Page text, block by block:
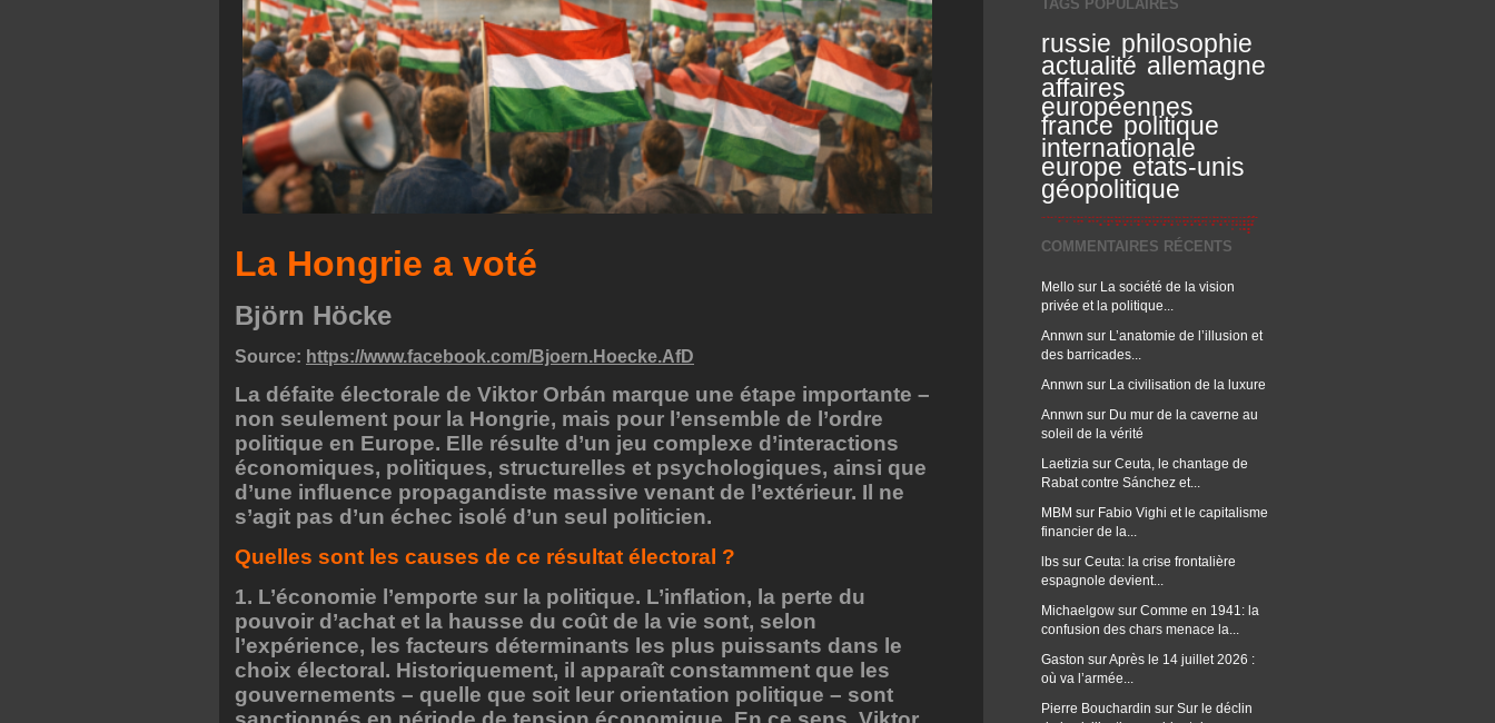
TAGS POPULAIRES
russie philosophie
actualité allemagne
affaires
européennes
france politique
internationale
europe etats-unis
géopolitique
COMMENTAIRES RÉCENTS
Mello sur La société de la vision
privée et la politique...
Annwn sur L’anatomie de l’illusion et
des barricades...
Annwn sur La civilisation de la luxure
Annwn sur Du mur de la caverne au
soleil de la vérité
Laetizia sur Ceuta, le chantage de
Rabat contre Sánchez et...
MBM sur Fabio Vighi et le capitalisme
financier de la...
lbs sur Ceuta: la crise frontalière
espagnole devient...
Michaelgow sur Comme en 1941: la
confusion des chars menace la...
Gaston surAprès le 14 juillet 2026 :
où va l’armée...
Pierre Bouchardin sur Sur le déclin
La Hongrie a voté
Björn Höcke
Source: https://www.facebook.com/Bjoern.Hoecke.AfD
La défaite électorale de Viktor Orbán marque une étape importante –
non seulement pour la Hongrie, mais pour l’ensemble de l’ordre
politique en Europe. Elle résulte d’un jeu complexe d’interactions
économiques, politiques, structurelles et psychologiques, ainsi que
d’une influence propagandiste massive venant de l’extérieur. Il ne
s’agit pas d’un échec isolé d’un seul politicien.
Quelles sont les causes de ce résultat électoral ?
1. L’économie l’emporte sur la politique. L’inflation, la perte du
pouvoir d’achat et la hausse du coût de la vie sont, selon
l’expérience, les facteurs déterminants les plus puissants dans le
choix électoral. Historiquement, il apparaît constamment que les
gouvernements – quelle que soit leur orientation politique – sont